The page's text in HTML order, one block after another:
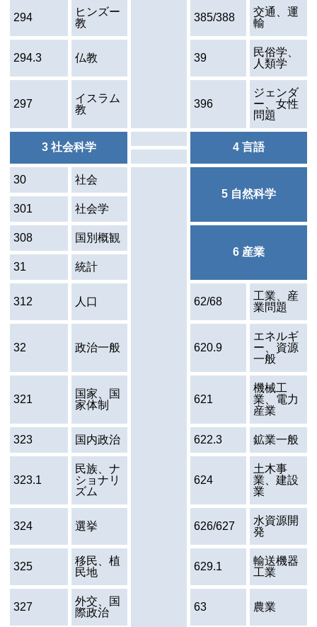
294
ヒンズー
教
385/388
交通、運
輸
294.3 仏教 39
民俗学、
人類学
297
イスラム
教
396
ジェンダ
ー、女性
問題
3 社会科学 4 言語
30
社会
5 自然科学
301
社会学
308
国別概観
6 産業
31
統計
312 人口 62/68
工業、産
業問題
32 政治一般 620.9
エネルギ
ー、資源
一般
321
国家、国
家体制
621
機械工
業、電力
産業
323 国内政治 622.3 鉱業一般
323.1
民族、ナ
ショナリ
ズム
624
土木事
業、建設
業
324 選挙 626/627
水資源開
発
325
移民、植
民地
629.1
輸送機器
工業
327
外交、国
際政治
63 農業